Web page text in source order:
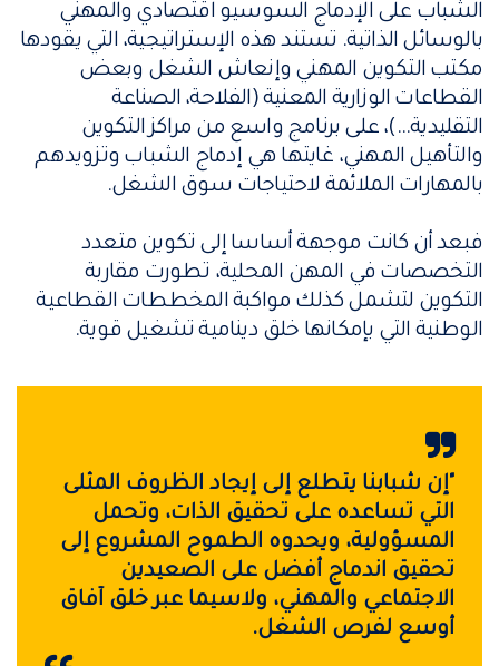
الشباب على الإدماج السوسيو اقتصادي والمهني
بالوسائل الذاتية. تستند هذه الإستراتيجية، التي يقودها
مكتب التكوين المهني وإنعاش الشغل وبعض
القطاعات الوزارية المعنية (الفلاحة، الصناعة
التقليدية...)، على برنامج واسع من مراكز التكوين
والتأهيل المهني، غايتها هي إدماج الشباب وتزويدهم
بالمهارات الملائمة لاحتياجات سوق الشغل.
فبعد أن كانت موجهة أساسا إلى تكوين متعدد
التخصصات في المهن المحلية، تطورت مقاربة
التكوين لتشمل كذلك مواكبة المخططات القطاعية
الوطنية التي بإمكانها خلق دينامية تشغيل قوية.
"إن شبابنا يتطلع إلى إيجاد الظروف المثلى
التي تساعده على تحقيق الذات، وتحمل
المسؤولية، ويحدوه الطموح المشروع إلى
تحقيق اندماج أفضل على الصعيدين
الاجتماعي والمهني، ولاسيما عبر خلق آفاق
أوسع لفرص الشغل.